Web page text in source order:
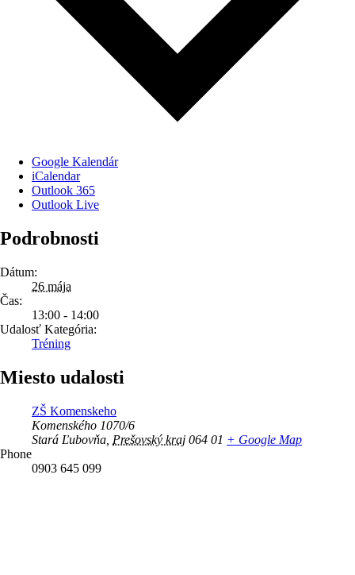
Google Kalendár
iCalendar
Outlook 365
Outlook Live
Podrobnosti
Dátum:
26 mája
Čas:
13:00 - 14:00
Udalosť Kategória:
Tréning
Miesto udalosti
ZŠ Komenskeho
Komenského 1070/6
Stará Ľubovňa Prešovský kraj 064 01 + Google Map
Phone
0903 645 099